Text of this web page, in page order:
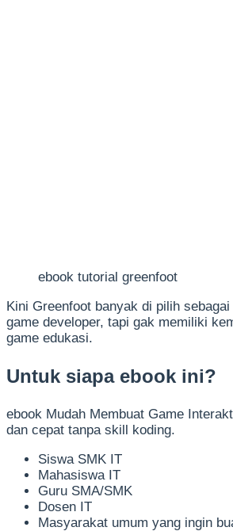
ebook tutorial greenfoot
Kini Greenfoot banyak di pilih
game developer, tapi gak memiliki
game edukasi.
Untuk siapa ebook ini?
ebook Mudah Membuat Game
dan cepat tanpa skill koding.
Siswa SMK IT
Mahasiswa IT
Guru SMA/SMK
Dosen IT
Masyarakat umum yang ingin